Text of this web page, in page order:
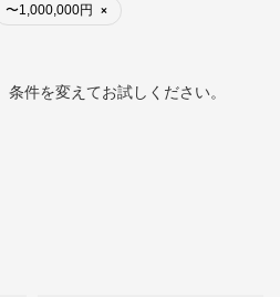
〜1,000,000円 ×
件を変えてお試しください。